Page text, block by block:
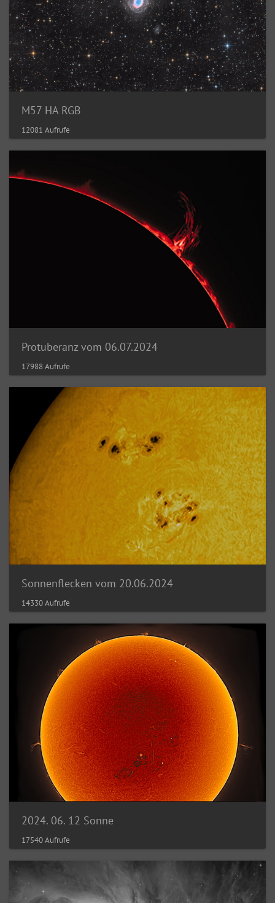
M57 HA RGB
12081 Aufrufe
Protuberanz vom 06.07.2024
17988 Aufrufe
Sonnenflecken vom 20.06.2024
14330 Aufrufe
2024. 06. 12 Sonne
17540 Aufrufe